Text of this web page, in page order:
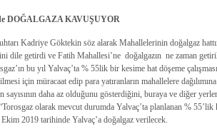
DOĞALGAZA KAVUŞUYOR
Kadriye Göktekin söz alarak Mahallelerinin doğalgaz
dile getirdi ve Fatih Mahallesi’ne doğalgazın ne zaman
bu yıl Yalvaç’ta % 55lik bir kesime hat döşeme
için müracaat edip para yatıranların mahallelere
sayısının daha az olduğunu gösterdiğini, buraya ve diğer
olarak mevcut durumda Yalvaç’ta planlanan % 55’lik
2019 tarihinde Yalvaç’a doğalgaz verilecek.